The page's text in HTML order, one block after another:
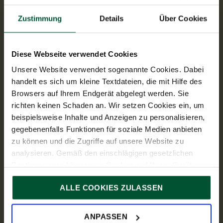
Zustimmung Details Über Cookies
Diese Webseite verwendet Cookies
Unsere Website verwendet sogenannte Cookies. Dabei
handelt es sich um kleine Textdateien, die mit Hilfe des
Browsers auf Ihrem Endgerät abgelegt werden. Sie
richten keinen Schaden an. Wir setzen Cookies ein, um
beispielsweise Inhalte und Anzeigen zu personalisieren,
gegebenenfalls Funktionen für soziale Medien anbieten
zu können und die Zugriffe auf unsere Website zu
analysieren. Gemäß den einschlägigen gesetzlichen
speichern, wenn diese für den Betrieb unserer Website
unbedingt notwendig sind. Für alle anderen Cookie-Typen
ersuchen wir um Ihre Einwilligung.
Sie können Ihre Einwilligung jederzeit in der
ALLE COOKIES ZULASSEN
ANPASSEN
Mo - Do: 08:00 – 18:00 Fr: 08:00 – 15:00
Links
Services
Branchen
Über Uns
Presse
TPA Gruppe
Social Media